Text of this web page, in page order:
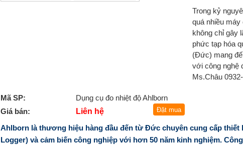
Trong kỷ
quá nhiều
không chỉ gây
phức tạp hóa
(Đức) mang
với công nghệ
Ms.Châu
Mã SP:
Dụng cụ đo nhiệt độ Ahlborn
Giá bán:
Liên hệ
Ahlborn là thương hiệu hàng đầu đến từ Đức chuyên cung cấp
Logger) và cảm biến công nghiệp với hơn 50 năm kinh nghiệm.